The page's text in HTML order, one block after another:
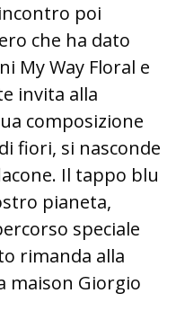
poi
che ha dato
My Way Floral e
invita alla
composizione
fiori, si nasconde
Il tappo blu
pianeta,
speciale
rimanda alla
maison Giorgio